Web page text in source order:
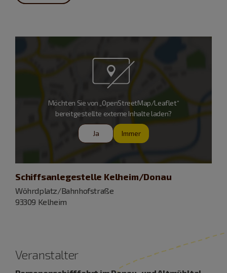
Möchten Sie von „OpenStreetMap/Leaflet“
bereitgestellte externe Inhalte laden?
Ja Immer
Schiffsanlegestelle Kelheim/Donau
Wöhrdplatz/Bahnhofstraße
93309 Kelheim
Veranstalter